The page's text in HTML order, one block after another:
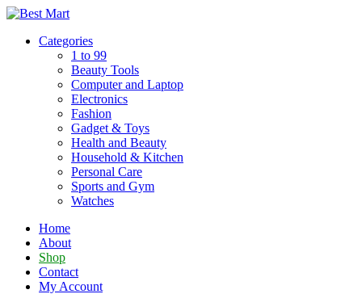
Skip
contentCategories
1 to 99
Beauty Tools
Computer and Laptop
Electronics
Fashion
Gadget & Toys
Health and Beauty
Household & Kitchen
Personal Care
Sports and Gym
Watches
Home
About
Shop
Contact
My Account